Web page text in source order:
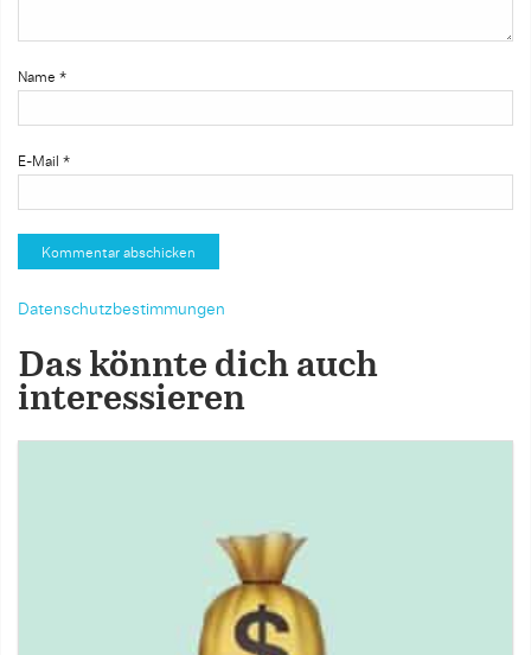
Name *
E-Mail *
Datenschutzbestimmungen
Das könnte dich auch
interessieren